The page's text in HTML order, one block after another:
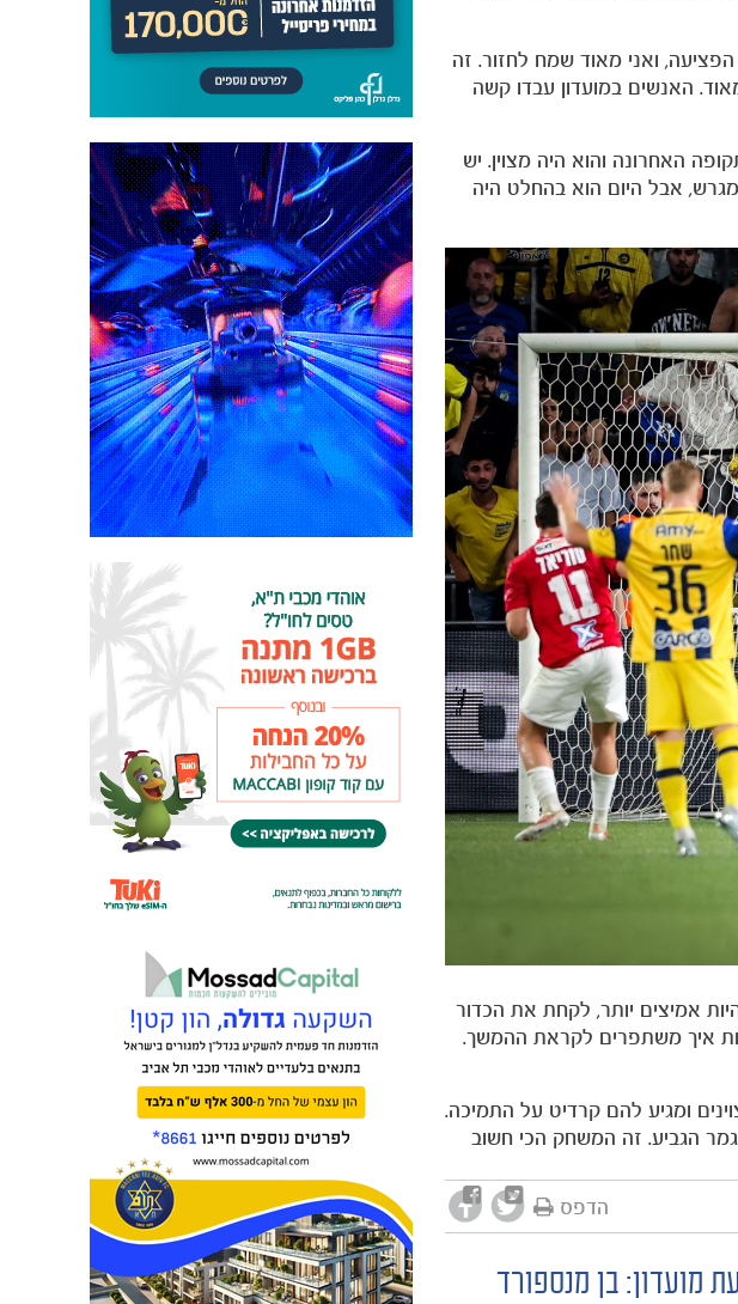
ואני מאוד שמח לחזור. זה
האנשים במועדון עבדו קשה
האחרונה והוא היה מצוין. יש
אבל היום הוא בהחלט היה
אמיצים יותר, לקחת את הכדור
איך משתפרים לקראת ההמשך.
ומגיע להם קרדיט על התמיכה.
הגביע. זה המשחק הכי חשוב
הדפס
מועדון: בן מנספורד